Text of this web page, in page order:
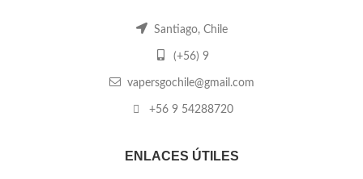
Santiago, Chile
(+56) 9
vapersgochile@gmail.com
+56 9 54288720
ENLACES ÚTILES